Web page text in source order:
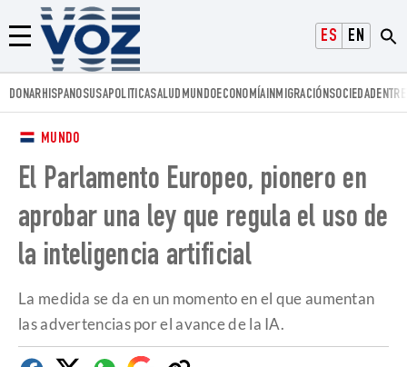
ESPAÑOLENGLISH
Menú
Voz.us
DONARHISPANOSUSAPOLITICASALUD MUNDOECONOMÍAINMIGRACIÓNSOCIEDAD
MUNDO
El Parlamento Europeo, pionero en
aprobar una ley que regula el uso de
la inteligencia artificial
La medida se da en un momento en el que aumentan
las advertencias por el avance de la IA.